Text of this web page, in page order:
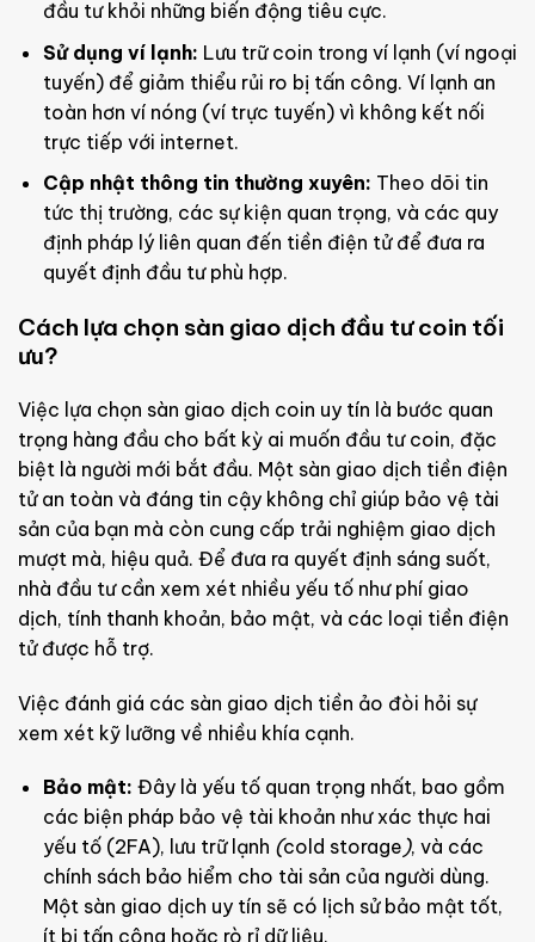
đầu tư khỏi những biến động tiêu cực.
Sử dụng ví lạnh: Lưu trữ coin trong ví lạnh (ví ngoại
tuyến) để giảm thiểu rủi ro bị tấn công. Ví lạnh an
toàn hơn ví nóng (ví trực tuyến) vì không kết nối
trực tiếp với internet.
Cập nhật thông tin thường xuyên: Theo dõi tin
tức thị trường, các sự kiện quan trọng, và các quy
định pháp lý liên quan đến tiền điện tử để đưa ra
quyết định đầu tư phù hợp.
Cách lựa chọn sàn giao dịch đầu tư coin tối
ưu?
Việc lựa chọn sàn giao dịch coin uy tín là bước quan
trọng hàng đầu cho bất kỳ ai muốn đầu tư coin, đặc
biệt là người mới bắt đầu. Một sàn giao dịch tiền điện
tử an toàn và đáng tin cậy không chỉ giúp bảo vệ tài
sản của bạn mà còn cung cấp trải nghiệm giao dịch
mượt mà, hiệu quả. Để đưa ra quyết định sáng suốt,
nhà đầu tư cần xem xét nhiều yếu tố như phí giao
dịch, tính thanh khoản, bảo mật, và các loại tiền điện
tử được hỗ trợ.
Việc đánh giá các sàn giao dịch tiền ảo đòi hỏi sự
xem xét kỹ lưỡng về nhiều khía cạnh.
Bảo mật: Đây là yếu tố quan trọng nhất, bao gồm
các biện pháp bảo vệ tài khoản như xác thực hai
yếu tố (2FA), lưu trữ lạnh (cold storage ), và các
chính sách bảo hiểm cho tài sản của người dùng.
Một sàn giao dịch uy tín sẽ có lịch sử bảo mật tốt,
ít bị tấn công hoặc rò rỉ dữ liệu.